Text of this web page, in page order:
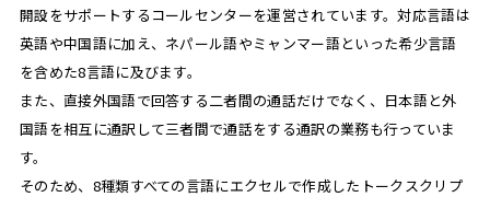
開設をサポートするコールセンターを運営されています。対応言語は
英語や中国語に加え、ネパール語やミャンマー語といった希少言語
を含めた8言語に及びます。
また、直接外国語で回答する二者間の通話だけでなく、日本語と外
国語を相互に通訳して三者間で通話をする通訳の業務も行っていま
す。
そのため、8種類すべての言語にエクセルで作成したトークスクリプ